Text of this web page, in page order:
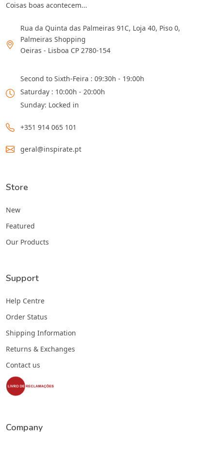
Coisas boas acontecem...
Rua da Quinta das Palmeiras 91C, Loja 40, Piso 0,
Palmeiras Shopping
Oeiras - Lisboa CP 2780-154
Second to Sixth-Feira : 09:30h - 19:00h
Saturday : 10:00h - 20:00h
Sunday: Locked in
+351 914 065 101
geral@inspirate.pt
Store
New
Featured
Our Products
Support
Help Centre
Order Status
Shipping Information
Returns & Exchanges
Contact us
Company